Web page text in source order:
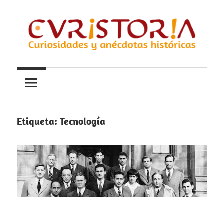
contenido
Curistoria
y
anécdotas
historia
Etiqueta: Tecnología